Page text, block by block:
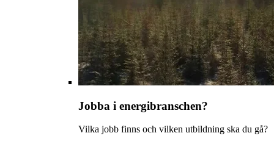
Jobba i energibranschen?
Vilka jobb finns och vilken utbildning ska du gå?